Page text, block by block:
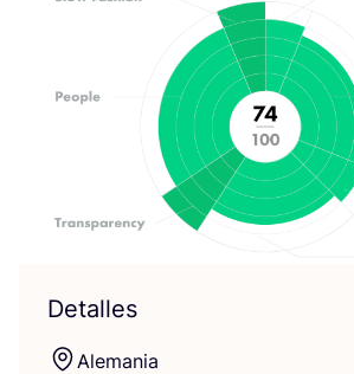
Detalles
Ale­ma­nia